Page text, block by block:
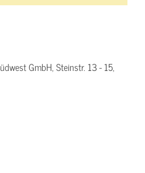
GmbH, Steinstr. 13 - 15,